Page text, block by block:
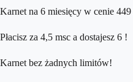
Karnet na 6 miesięcy w cenie 449
Płacisz za 4,5 msc a dostajesz 6 !
Karnet bez żadnych limitów!